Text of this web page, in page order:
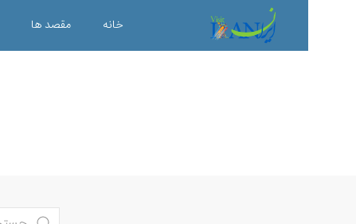
خانه مقصد ها